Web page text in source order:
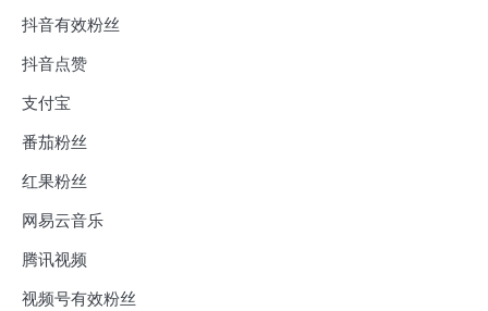
抖音有效粉丝
抖音点赞
支付宝
番茄粉丝
红果粉丝
网易云音乐
腾讯视频
视频号有效粉丝